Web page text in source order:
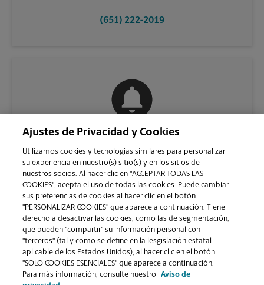
(651) 222-2019
VER LA PÁGINA DE LA TIENDA
Ajustes de Privacidad y Cookies
Utilizamos cookies y tecnologías similares para personalizar
su experiencia en nuestro(s) sitio(s) y en los sitios de
nuestros socios. Al hacer clic en "ACCEPTAR TODAS LAS
COOKIES", acepta el uso de todas las cookies. Puede cambiar
sus preferencias de cookies al hacer clic en el botón
"PERSONALIZAR COOKIES" que aparece a continuación. Tiene
derecho a desactivar las cookies, como las de segmentación,
que pueden "compartir" su información personal con
"terceros" (tal y como se define en la lesgislación estatal
aplicable de los Estados Unidos), al hacer clic en el botón
"SOLO COOKIES ESENCIALES" que aparece a continuación.
Para más información, consulte nuestro
Aviso de